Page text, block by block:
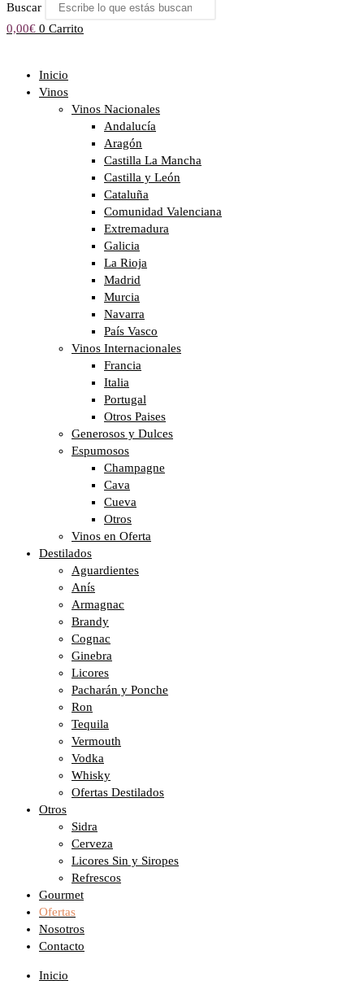
Buscar
0,00€ 0 Carrito
Inicio
Vinos
Vinos Nacionales
Andalucía
Aragón
Castilla La Mancha
Castilla y León
Cataluña
Comunidad Valenciana
Extremadura
Galicia
La Rioja
Madrid
Murcia
Navarra
País Vasco
Vinos Internacionales
Francia
Italia
Portugal
Otros Paises
Generosos y Dulces
Espumosos
Champagne
Cava
Cueva
Otros
Vinos en Oferta
Destilados
Aguardientes
Anís
Armagnac
Brandy
Cognac
Ginebra
Licores
Pacharán y Ponche
Ron
Tequila
Vermouth
Vodka
Whisky
Ofertas Destilados
Otros
Sidra
Cerveza
Licores Sin y Siropes
Refrescos
Gourmet
Ofertas
Nosotros
Contacto
Inicio